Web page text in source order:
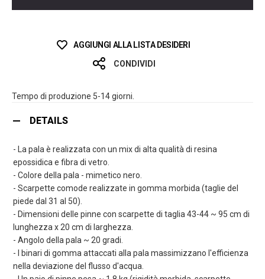
AGGIUNGI ALLA LISTA DESIDERI
CONDIVIDI
Tempo di produzione 5-14 giorni.
DETAILS
- La pala è realizzata con un mix di alta qualità di resina
epossidica e fibra di vetro.
- Colore della pala - mimetico nero.
- Scarpette comode realizzate in gomma morbida (taglie del
piede dal 31 al 50).
- Dimensioni delle pinne con scarpette di taglia 43-44 ~ 95 cm di
lunghezza x 20 cm di larghezza.
- Angolo della pala ~ 20 gradi.
- I binari di gomma attaccati alla pala massimizzano l'efficienza
nella deviazione del flusso d'acqua.